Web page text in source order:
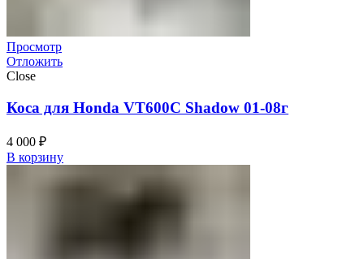
Просмотр
Отложить
Close
Коса для Honda VT600C Shadow 01-08г
4 000 ₽
В корзину